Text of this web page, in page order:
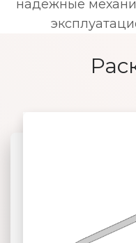
надежные